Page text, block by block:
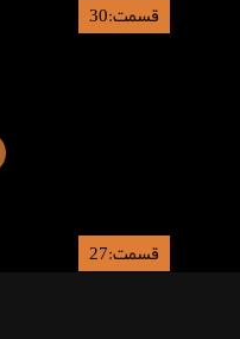
قسمت:30
قسمت:27